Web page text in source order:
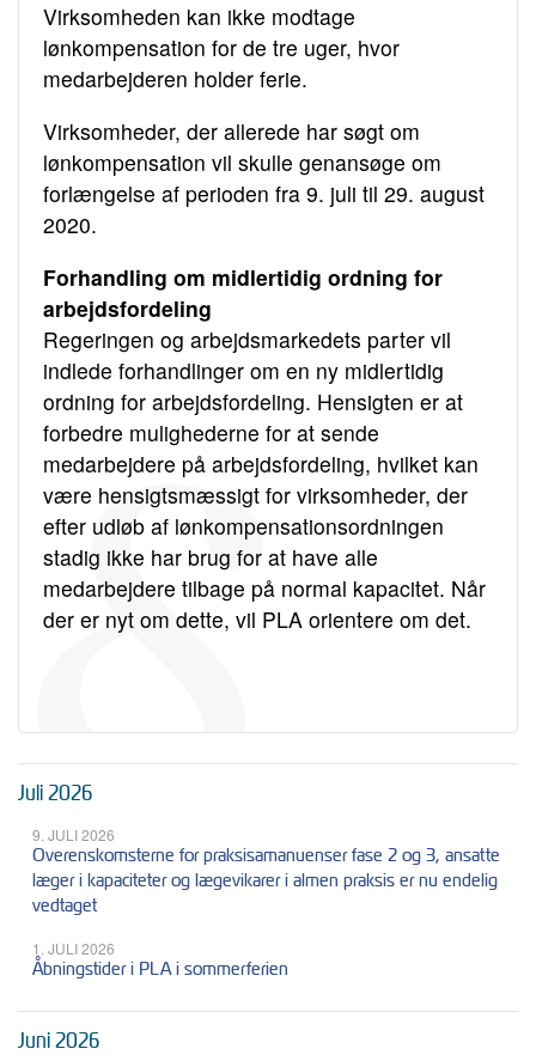
Virksomheden kan ikke modtage
lønkompensation for de tre uger, hvor
medarbejderen holder ferie.
Virksomheder, der allerede har søgt om
lønkompensation vil skulle genansøge om
forlængelse af perioden fra 9. juli til 29. august
2020.
Forhandling om midlertidig ordning for
arbejdsfordeling
Regeringen og arbejdsmarkedets parter vil
indlede forhandlinger om en ny midlertidig
ordning for arbejdsfordeling. Hensigten er at
forbedre mulighederne for at sende
medarbejdere på arbejdsfordeling, hvilket kan
være hensigtsmæssigt for virksomheder, der
efter udløb af lønkompensationsordningen
stadig ikke har brug for at have alle
medarbejdere tilbage på normal kapacitet. Når
der er nyt om dette, vil PLA orientere om det.
Juli 2026
9. JULI 2026
Overenskomsterne for praksisamanuenser fase 2 og 3, ansatte
læger i kapaciteter og lægevikarer i almen praksis er nu endelig
vedtaget
1. JULI 2026
Åbningstider i PLA i sommerferien
Juni 2026